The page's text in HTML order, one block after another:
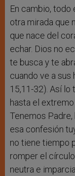
En cambio,
otra mirada que
que nace del
echar. Dios no
te busca y te
cuando ve a sus
15,11-32). Así
hasta el
Tenemos
esa confesión
no tiene tiempo
romper el
neutra e